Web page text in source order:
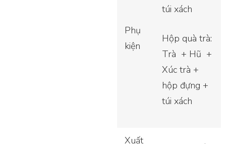
Phụ
kiện
túi xách
Hộp quà trà:
Trà + Hũ +
Xúc trà +
hộp đựng +
túi xách
Xuất